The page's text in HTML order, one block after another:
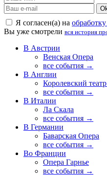
Я согласен(а) на
Вы уже смотрели вся история
В Австрии
Венская Опера
все события →
В Англии
Королевский
все события →
В Италии
Ла Скала
все события →
В Германии
Баварская Опера
все события →
Во Франции
Опера Гарнье
все события →